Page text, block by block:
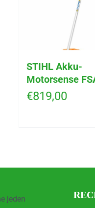
STIHL Akku-
Motorsense
€819,00
jeden